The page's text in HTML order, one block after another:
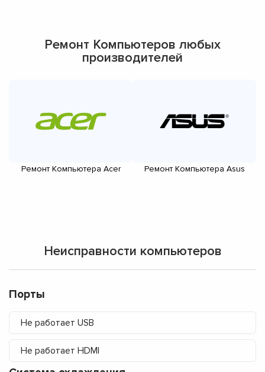
Ремонт Компьютеров любых
производителей
Ремонт Компьютера Acer Ремонт Компьютера Asus
Неисправности компьютеров
Порты
Не работает USB
Не работает HDMI